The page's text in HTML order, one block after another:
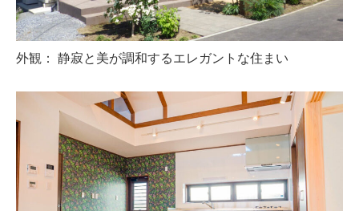
外観： 静寂と美が調和するエレガントな住まい